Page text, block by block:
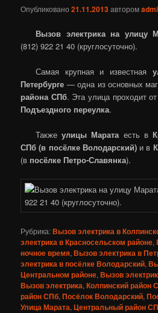
Опубликовано21.11.2013автором
Вызов электрика на улицу
(812) 922 21 40 (круглосуточно).
Самая крупная и известная
Петербурге — одна из основных
района СПб. Эта улица проходит от
Подъездного переулка.
Такжеулицы Маратаесть в
СПб (в посёлке Володарский)и в
(в посёлке Петро-Славянка).
Рубрика:Вызов электрика в
электрика в Красносельском районе,
ночное время,Вызов электрика в
электрика в посёлке Володарский,
Центральном районе,Вызов
Вызов электрика,Колпинский район
район СПб,Посёлок Володарский,
Улица Марата,Центральный район